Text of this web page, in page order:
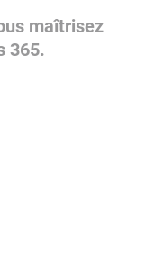
maîtrisez
365.